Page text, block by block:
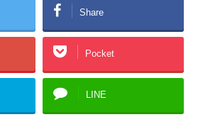
Share
Pocket
LINE